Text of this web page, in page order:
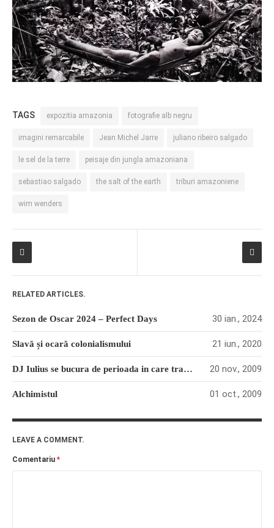
TAGS expozitia amazonia fotografie alb negru
imagini remarcabile Jean Michel Jarre juliano ribeiro salgado
le sel de la terre peisaje din jungla amazoniana
sebastiao salgado the salt of the earth triburi amazoniene
wim wenders
RELATED ARTICLES.
Sezon de Oscar 2024 – Perfect Days 30 ian., 2024
Slavă și ocară colonialismului 21 iun., 2020
DJ Iulius se bucura de perioada in care traieste 20 nov., 2009
Alchimistul 01 oct., 2009
LEAVE A COMMENT.
Comentariu *